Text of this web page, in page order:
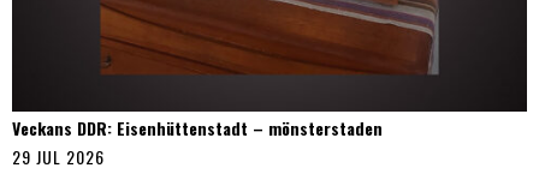
Veckans DDR: Eisenhüttenstadt – mönsterstaden
29 JUL 2026